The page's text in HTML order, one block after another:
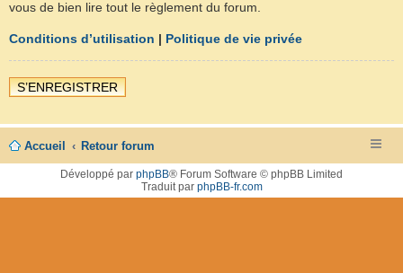
vous de bien lire tout le règlement du forum.
Conditions d’utilisation | Politique de vie privée
S’ENREGISTRER
Accueil Retour forum
Développé par phpBB® Forum Software © phpBB Limited
Traduit par phpBB-fr.com